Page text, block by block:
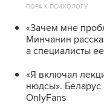
ПОРА К ПСИХОЛОГУ
«Зачем мне
Минчанин
а специалисты
«Я включал
нюдсы». Беларус
OnlyFans